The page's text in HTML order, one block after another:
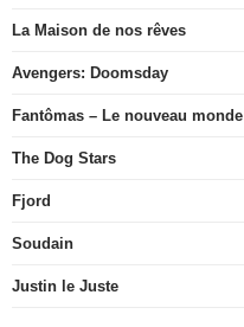
La Maison de nos rêves
Avengers: Doomsday
Fantômas – Le nouveau monde
The Dog Stars
Fjord
Soudain
Justin le Juste